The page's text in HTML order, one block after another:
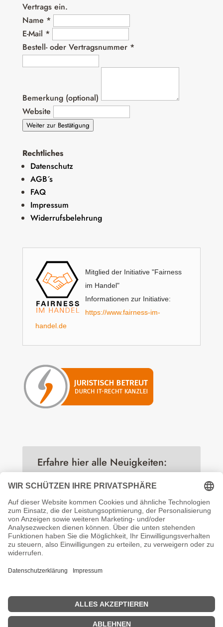
Vertrags ein.
Name *
E-Mail *
Bestell- oder Vertragsnummer *
Bemerkung (optional)
Website
Weiter zur Bestätigung
Rechtliches
Datenschutz
AGB´s
FAQ
Impressum
Widerrufsbelehrung
Mitglied der Initiative "Fairness
im Handel"
Informationen zur Initiative:
https://www.fairness-im-
handel.de
Erfahre hier alle Neuigkeiten:
Folgen
Erfahre immer als erstes was es
neues gibt